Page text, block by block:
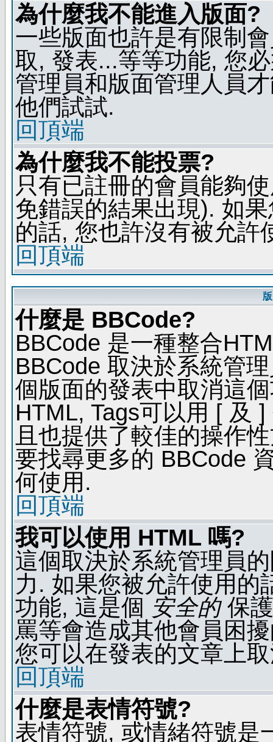
為什麼我不能進入版面?
一些版面也許是有限制
取, 發表...等等功能, 您
管理員和版面管理人員
他們試試.
回頂端
為什麼我不能投票?
只有已註冊的會員能夠
免錯誤的結果出現). 如
的話, 您也許沒有被允許
回頂端
什麼是 BBCode?
BBCode 是一種整合
BBCode 取決於系統管
個版面的發表中取消這
HTML, Tags可以用 [ 及
且也提供了較佳的操作
要找尋更多的 BBCode
何使用.
回頂端
我可以使用 HTML 嗎?
這個取決於系統管理員
力. 如果您被允許使用的
功能, 這是個 安全的保
罵等會造成其他會員困
您可以在發表的文章上
回頂端
什麼是表情符號?
表情符號, 或情緒符號是